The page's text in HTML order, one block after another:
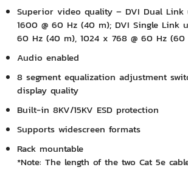
Superior video quality – DVI Dual
1600 @ 60 Hz (40 m); DVI Single Link
60 Hz (40 m), 1024 x 768 @ 60 Hz (60
Audio enabled
8 segment equalization adjustment
display quality
Built-in 8KV/15KV ESD protection
Supports widescreen formats
Rack mountable
*Note: The length of the two Cat 5e